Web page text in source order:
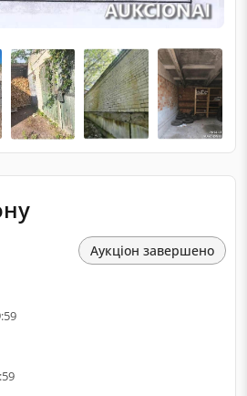
Аукціон завершено